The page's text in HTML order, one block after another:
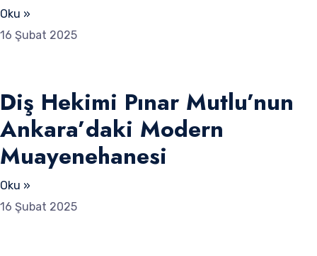
Oku »
16 Şubat 2025
Diş Hekimi Pınar Mutlu’nun
Ankara’daki Modern
Muayenehanesi
Oku »
16 Şubat 2025